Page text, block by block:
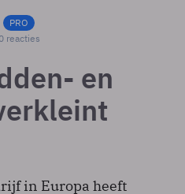
PRO
0 reacties
en
in Europa heeft